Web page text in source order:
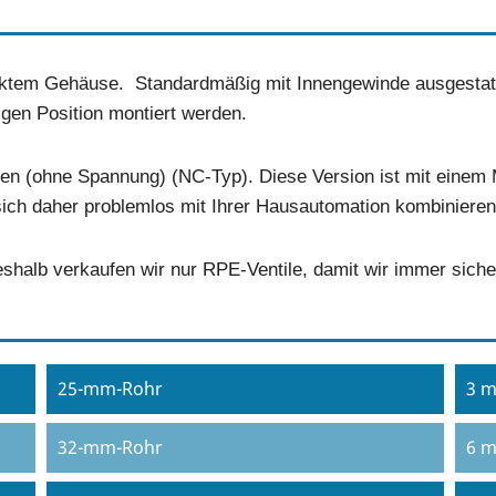
Gehäuse. Standardmäßig mit Innengewinde
Position montiert werden.
(ohne Spannung) (NC-Typ). Diese Version ist mit einem
daher problemlos mit Ihrer Hausautomation
verkaufen wir nur RPE-Ventile, damit wir immer
25-mm-Rohr 3
32-mm-Rohr 6